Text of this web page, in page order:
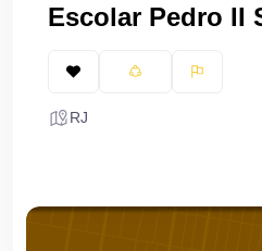
Escolar Pedro II
RJ